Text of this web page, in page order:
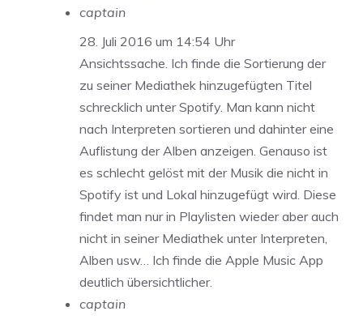
captain
28. Juli 2016 um 14:54 Uhr
Ansichtssache. Ich finde die Sortierung der
zu seiner Mediathek hinzugefügten Titel
schrecklich unter Spotify. Man kann nicht
nach Interpreten sortieren und dahinter eine
Auflistung der Alben anzeigen. Genauso ist
es schlecht gelöst mit der Musik die nicht in
Spotify ist und Lokal hinzugefügt wird. Diese
findet man nur in Playlisten wieder aber auch
nicht in seiner Mediathek unter Interpreten,
Alben usw… Ich finde die Apple Music App
deutlich übersichtlicher.
captain